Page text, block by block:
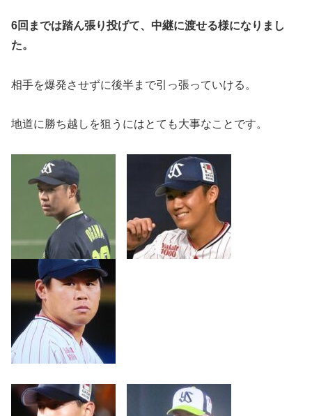
6回までは踏ん張り投げて、中継に渡せる様になりまし
た。
相手を爆発させずに後半まで引っ張っていける。
地道に勝ち越しを狙うにはとても大事なことです。